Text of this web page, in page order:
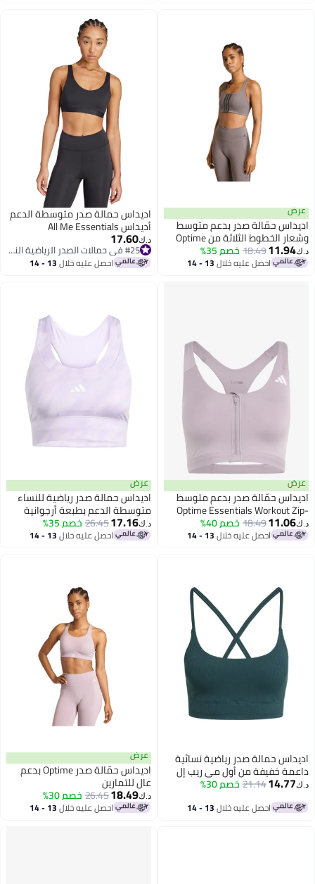
عرض
اديداس حمّالة صدر بدعم متوسط
وشعار الخطوط الثلاثة من Optime
Workout
د.ك‏11.94
18.49خصم 35%
احصل عليه خلال 13 - 14
اديداس حمالة صدر متوسطة الدعم
أديداس All Me Essentials
د.ك‏17.60
#25 في حمالات الصدر الرياضية النسائية
احصل عليه خلال 13 - 14
عرض
اديداس حمّالة صدر بدعم متوسط
Optime Essentials Workout Zip-
Front
د.ك‏11.06
18.49خصم 40%
احصل عليه خلال 13 - 14
عرض
اديداس حمالة صدر رياضية للنساء
متوسطة الدعم بطبعة أرجوانية
د.ك‏17.16
26.45خصم 35%
احصل عليه خلال 13 - 14
اديداس حمالة صدر رياضية نسائية
داعمة خفيفة من أول مي ريب إل
إس باللون الأخضر
د.ك‏14.77
21.14خصم 30%
احصل عليه خلال 13 - 14
عرض
اديداس حمّالة صدر Optime بدعم
عالٍ للتمارين
د.ك‏18.49
26.45خصم 30%
احصل عليه خلال 13 - 14